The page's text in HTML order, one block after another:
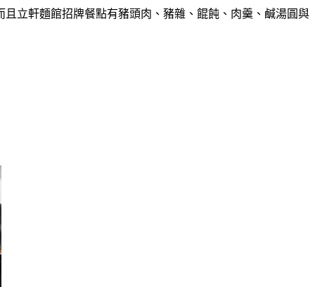
立軒麵館招牌餐點有豬頭肉、豬雜、餛飩、肉羹、鹹湯圓與